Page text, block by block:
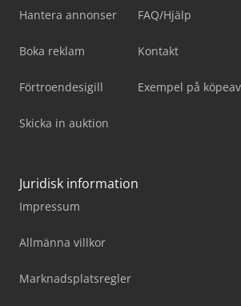
Hantera annonser
Boka reklam
Förtroendesigill
Skicka in auktion
FAQ/Hjälp
Kontakt
Exempel på
Juridisk information
Impressum
Allmänna villkor
Marknadsplatsregler